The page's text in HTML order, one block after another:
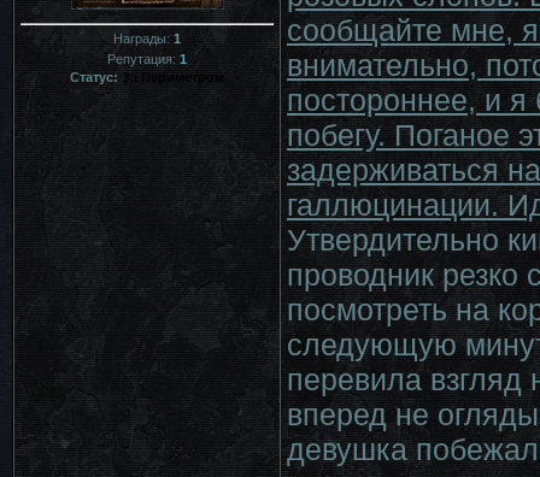
Награды:1
Репутация: 1
Статус:За Периметром
сообщайте мне,
внимательно,
постороннее, и
побегу. Поганое
задерживаться
галлюцинации.
Утвердительно
проводник резко
посмотреть на
следующую
перевила взгляд
вперед не
девушка